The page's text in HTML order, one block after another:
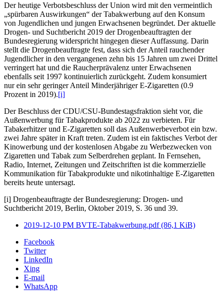
Der heutige Verbotsbeschluss der Union wird mit den vermeintlich
„spürbaren Auswirkungen“ der Tabakwerbung auf den Konsum
von Jugendlichen und jungen Erwachsenen begründet. Der aktuelle
Drogen- und Suchtbericht 2019 der Drogenbeauftragten der
Bundesregierung widerspricht hingegen dieser Auffassung. Darin
stellt die Drogenbeauftragte fest, dass sich der Anteil rauchender
Jugendlicher in den vergangenen zehn bis 15 Jahren um zwei Drittel
verringert hat und die Raucherprävalenz unter Erwachsenen
ebenfalls seit 1997 kontinuierlich zurückgeht. Zudem konsumiert
nur ein sehr geringer Anteil Minderjähriger E-Zigaretten (0.9
Prozent in 2019).[i]
Der Beschluss der CDU/CSU-Bundestagsfraktion sieht vor, die
Außenwerbung für Tabakprodukte ab 2022 zu verbieten. Für
Tabakerhitzer und E-Zigaretten soll das Außenwerbeverbot ein bzw.
zwei Jahre später in Kraft treten. Zudem ist ein faktisches Verbot der
Kinowerbung und der kostenlosen Abgabe zu Werbezwecken von
Zigaretten und Tabak zum Selberdrehen geplant. In Fernsehen,
Radio, Internet, Zeitungen und Zeitschriften ist die kommerzielle
Kommunikation für Tabakprodukte und nikotinhaltige E-Zigaretten
bereits heute untersagt.
[i] Drogenbeauftragte der Bundesregierung: Drogen- und
Suchtbericht 2019, Berlin, Oktober 2019, S. 36 und 39.
2019-12-10 PM BVTE-Tabakwerbung.pdf(86,1 KiB)
Facebook
Twitter
LinkedIn
Xing
E-mail
WhatsApp